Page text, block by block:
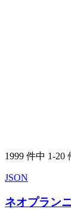
1999 件中 1-20
JSON
ネオプラン